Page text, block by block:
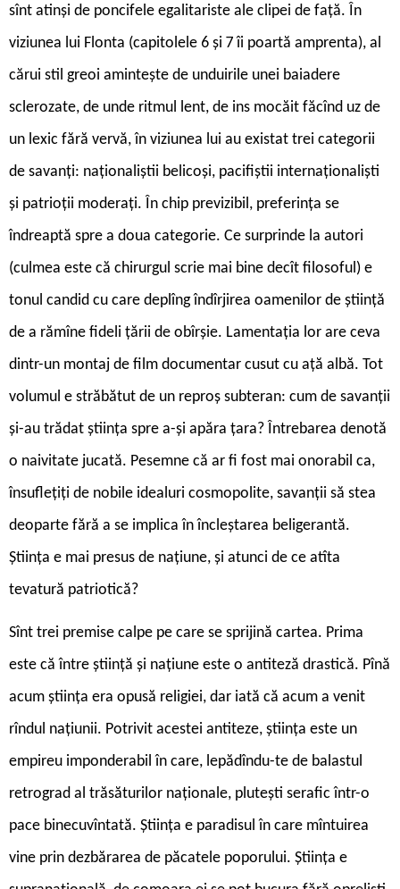
sînt atinși de poncifele egalitariste ale clipei de față. În
viziunea lui Flonta (capitolele 6 și 7 îi poartă amprenta), al
cărui stil greoi amintește de unduirile unei baiadere
sclerozate, de unde ritmul lent, de ins mocăit făcînd uz de
un lexic fără vervă, în viziunea lui au existat trei categorii
de savanți: naționaliștii belicoși, pacifiștii internaționaliști
și patrioții moderați. În chip previzibil, preferința se
îndreaptă spre a doua categorie. Ce surprinde la autori
(culmea este că chirurgul scrie mai bine decît filosoful) e
tonul candid cu care deplîng îndîrjirea oamenilor de știință
de a rămîne fideli țării de obîrșie. Lamentația lor are ceva
dintr-un montaj de film documentar cusut cu ață albă. Tot
volumul e străbătut de un reproș subteran: cum de savanții
și-au trădat știința spre a-și apăra țara? Întrebarea denotă
o naivitate jucată. Pesemne că ar fi fost mai onorabil ca,
însuflețiți de nobile idealuri cosmopolite, savanții să stea
deoparte fără a se implica în încleștarea beligerantă.
Știința e mai presus de națiune, și atunci de ce atîta
tevatură patriotică?
Sînt trei premise calpe pe care se sprijină cartea. Prima
este că între știință și națiune este o antiteză drastică. Pînă
acum știința era opusă religiei, dar iată că acum a venit
rîndul națiunii. Potrivit acestei antiteze, știința este un
empireu imponderabil în care, lepădîndu-te de balastul
retrograd al trăsăturilor naționale, plutești serafic într-o
pace binecuvîntată. Știința e paradisul în care mîntuirea
vine prin dezbărarea de păcatele poporului. Știința e